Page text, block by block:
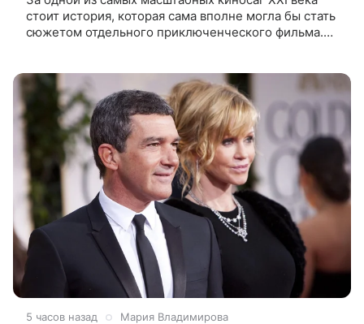
стоит история, которая сама вполне могла бы стать
сюжетом отдельного приключенческого фильма.
5 часов назад Мария Владимирова